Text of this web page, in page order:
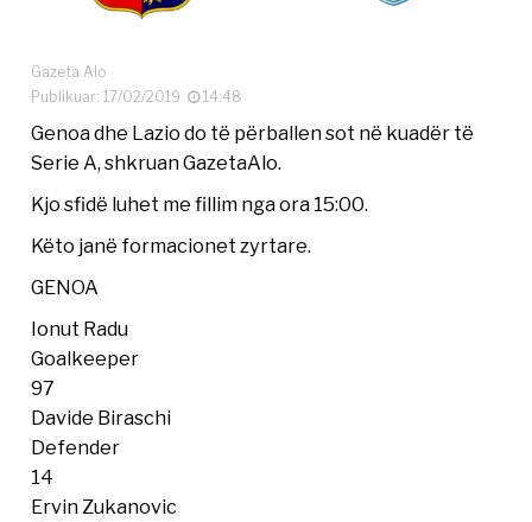
Gazeta Alo
Publikuar: 17/02/2019
14:48
Genoa dhe Lazio do të përballen sot në kuadër të
Serie A, shkruan GazetaAlo.
Kjo sfidë luhet me fillim nga ora 15:00.
Këto janë formacionet zyrtare.
GENOA
Ionut Radu
Goalkeeper
97
Davide Biraschi
Defender
14
Ervin Zukanovic